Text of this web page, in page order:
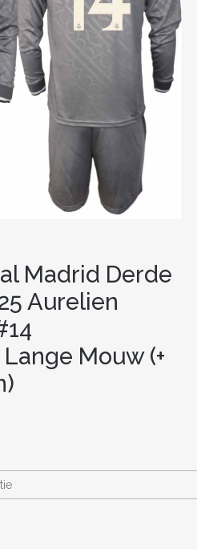
Madrid Derde
Aurelien
Mouw (+